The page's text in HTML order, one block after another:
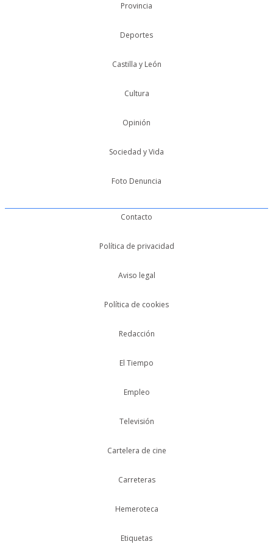
Provincia
Deportes
Castilla y León
Cultura
Opinión
Sociedad y Vida
Foto Denuncia
Contacto
Política de privacidad
Aviso legal
Política de cookies
Redacción
El Tiempo
Empleo
Televisión
Cartelera de cine
Carreteras
Hemeroteca
Etiquetas